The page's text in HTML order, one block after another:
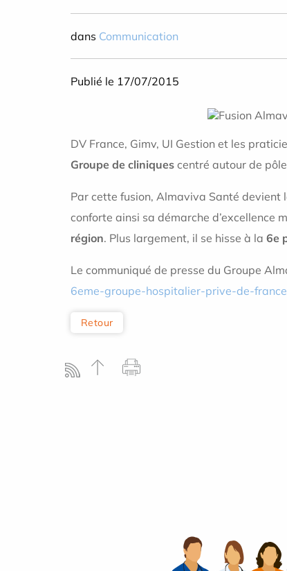
dans Communication
Publié le 17/07/2015
DV France, Gimv, UI Gestion et les
Groupe de cliniques centré autour de
Par cette fusion, Almaviva Santé devient
conforte ainsi sa démarche d’excellence
région. Plus largement, il se hisse à la 6e
Le communiqué de presse du Groupe
6eme-groupe-hospitalier-prive-de-france
Retour